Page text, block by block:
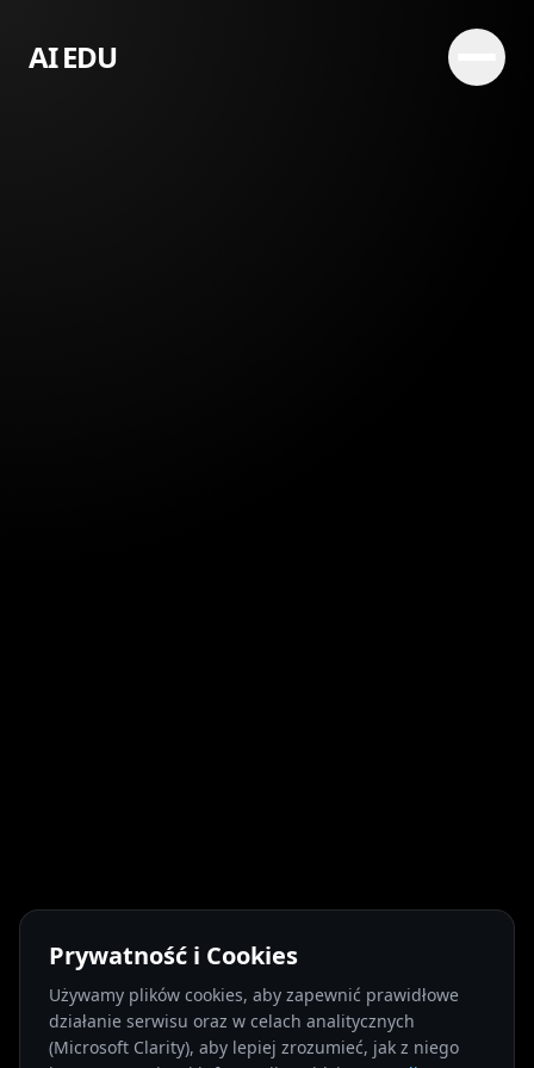
AI EDU
Prywatność i Cookies
Używamy plików cookies, aby zapewnić prawidłowe
działanie serwisu oraz w celach analitycznych
(Microsoft Clarity), aby lepiej zrozumieć, jak z niego